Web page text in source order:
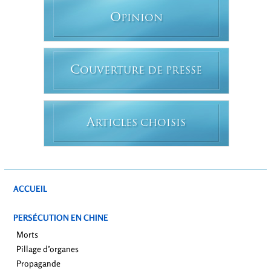
OPINION
COUVERTURE DE PRESSE
ARTICLES CHOISIS
ACCUEIL
PERSÉCUTION EN CHINE
Morts
Pillage d’organes
Propagande